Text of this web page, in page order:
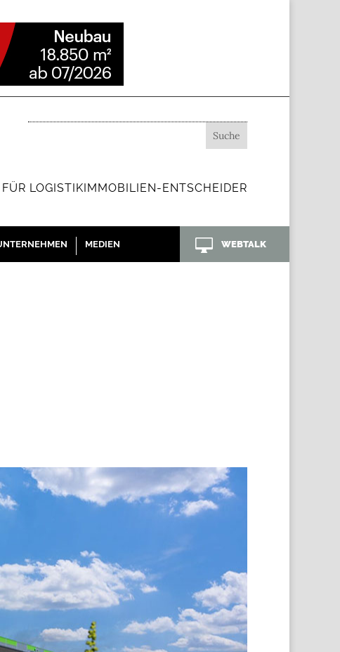
LOGISTIKIMMOBILIEN-ENTSCHEIDER
MEDIEN  WEBTALK